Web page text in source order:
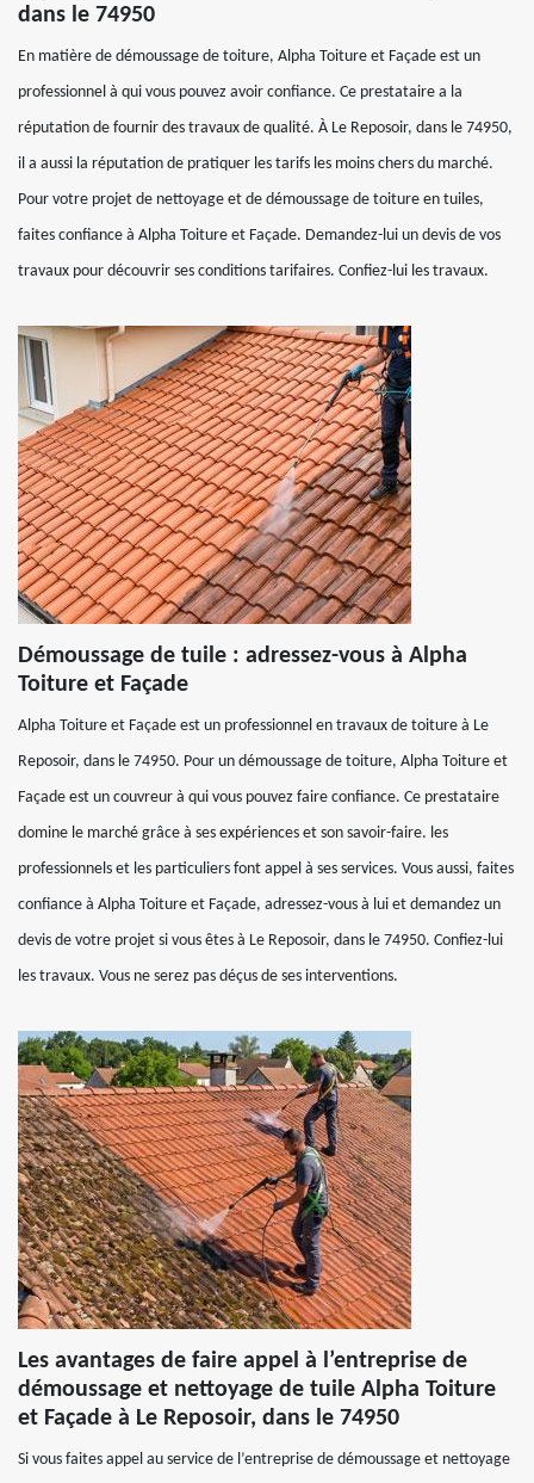
dans le 74950
En matière de démoussage de toiture, Alpha Toiture et Façade est un
professionnel à qui vous pouvez avoir confiance. Ce prestataire a la
réputation de fournir des travaux de qualité. À Le Reposoir, dans le 74950,
il a aussi la réputation de pratiquer les tarifs les moins chers du marché.
Pour votre projet de nettoyage et de démoussage de toiture en tuiles,
faites confiance à Alpha Toiture et Façade. Demandez-lui un devis de vos
travaux pour découvrir ses conditions tarifaires. Confiez-lui les travaux.
Démoussage de tuile : adressez-vous à Alpha
Toiture et Façade
Alpha Toiture et Façade est un professionnel en travaux de toiture à Le
Reposoir, dans le 74950. Pour un démoussage de toiture, Alpha Toiture et
Façade est un couvreur à qui vous pouvez faire confiance. Ce prestataire
domine le marché grâce à ses expériences et son savoir-faire. les
professionnels et les particuliers font appel à ses services. Vous aussi, faites
confiance à Alpha Toiture et Façade, adressez-vous à lui et demandez un
devis de votre projet si vous êtes à Le Reposoir, dans le 74950. Confiez-lui
les travaux. Vous ne serez pas déçus de ses interventions.
Les avantages de faire appel à l’entreprise de
démoussage et nettoyage de tuile Alpha Toiture
et Façade à Le Reposoir, dans le 74950
Si vous faites appel au service de l’entreprise de démoussage et nettoyage